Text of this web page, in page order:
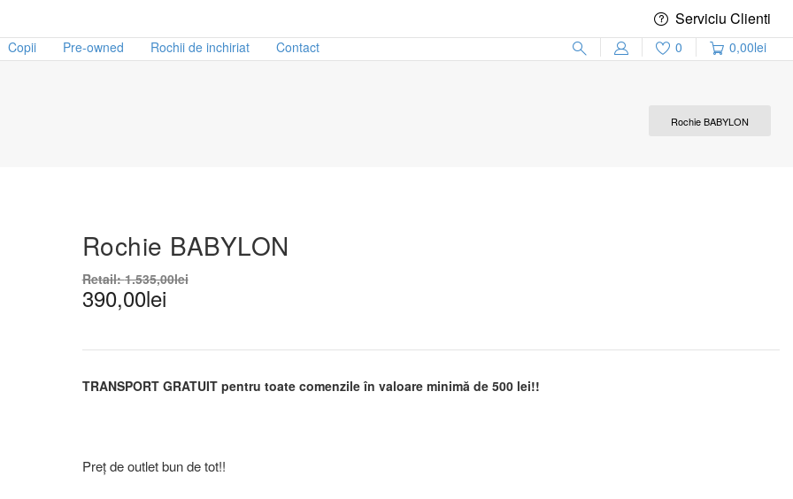
Serviciu Clienti
Copii Pre-owned Rochii de inchiriat Contact 0 0,00lei
Rochie BABYLON
Rochie BABYLON
Retail:1.535,00lei
390,00lei
TRANSPORT GRATUIT pentru toate comenzile în valoare minimă de 500 lei!!
Preț de outlet bun de tot!!